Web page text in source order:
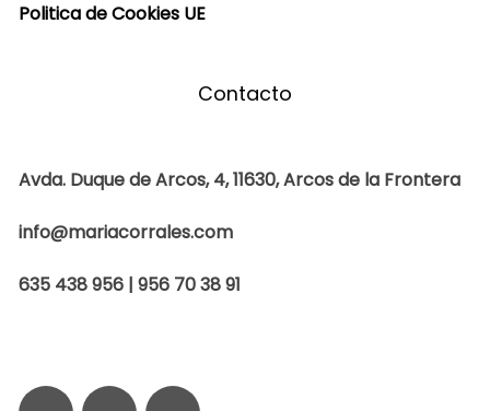
Politica de Cookies UE
Contacto
Avda. Duque de Arcos, 4, 11630, Arcos de la Frontera
info@mariacorrales.com
635 438 956 | 956 70 38 91